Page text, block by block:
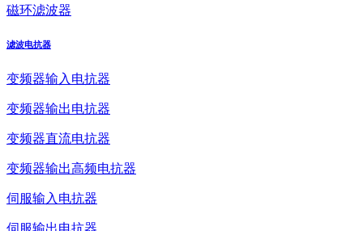
磁环滤波器
滤波电抗器
变频器输入电抗器
变频器输出电抗器
变频器直流电抗器
变频器输出高频电抗器
伺服输入电抗器
伺服输出电抗器